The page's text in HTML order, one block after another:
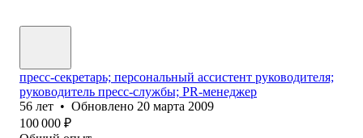
пресс-секретарь; персональный ассистент руководителя;
руководитель пресс-службы; PR-менеджер
56 лет • Обновлено 20 марта 2009
100 000 ₽